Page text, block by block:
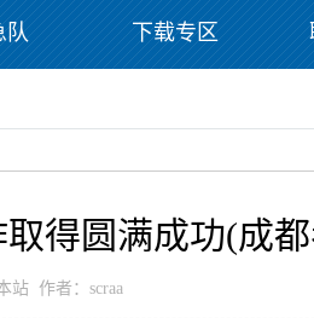
队 下载专区
得圆满成功(成
站 作者：scraa